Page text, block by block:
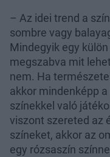
– Az idei trend a
sombre vagy
Mindegyik egy
megszabva mit
nem. Ha
akkor mindenképp
színekkel való
viszont szereted az
színeket, akkor az
egy rózsaszín